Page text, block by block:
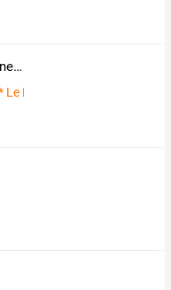
La Murmure Webzine sur les Musiques Actuelles en Normandie
Le Blog du webzine La